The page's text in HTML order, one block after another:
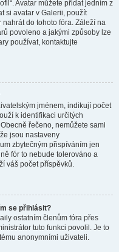
Avatar můžete přidat jedním z
si avatar v Galerii, použít
do tohoto fóra. Záleží na
povoleno a jakými způsoby lze
používat, kontaktujte
jménem, indikují počet
k identifikaci určitých
řečeno, nemůžete sami
jsou nastaveny
zbytečným přispíváním jen
fór to nebude tolerováno a
váš počet příspěvků.
se přihlásit?
ostatním členům fóra přes
tuto funkci povolil. Je to
anonymními uživateli.